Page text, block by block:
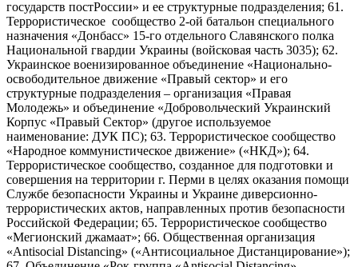
государств постРоссии» и ее структурные подразделения; 61.
Террористическое сообщество 2-ой батальон специального
назначения «Донбасс» 15-го отдельного Славянского полка
Национальной гвардии Украины (войсковая часть 3035); 62.
Украинское военизированное объединение «Национально-
освободительное движение «Правый сектор» и его
структурные подразделения – организация «Правая
Молодежь» и объединение «Добровольческий Украинский
Корпус «Правый Сектор» (другое используемое
наименование: ДУК ПС); 63. Террористическое сообщество
«Народное коммунистическое движение» («НКД»); 64.
Террористическое сообщество, созданное для подготовки и
совершения на территории г. Перми в целях оказания помощи
Службе безопасности Украины и Украине диверсионно-
террористических актов, направленных против безопасности
Российской Федерации; 65. Террористическое сообщество
«Мегионский джамаат»; 66. Общественная организация
«Antisocial Distancing» («Антисоциальное Дистанцирование»);